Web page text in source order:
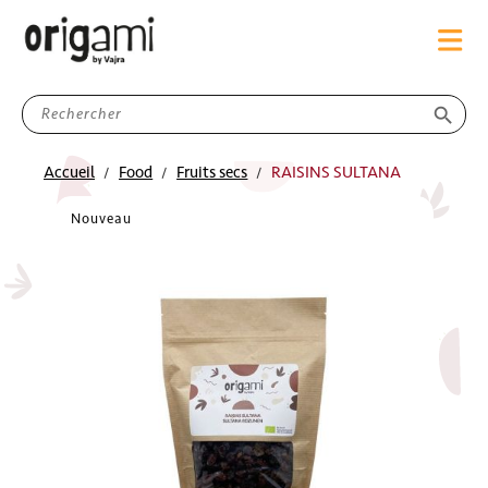
search
Accueil Food Fruits secs RAISINS SULTANA
Nouveau